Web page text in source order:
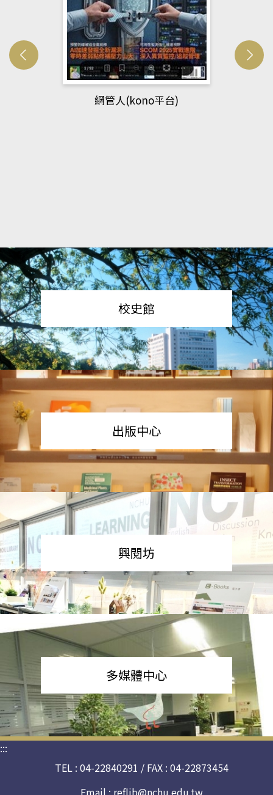
網管人(kono平台)
校史館
出版中心
興閱坊
多媒體中心
:::
TEL : 04-22840291 / FAX : 04-22873454